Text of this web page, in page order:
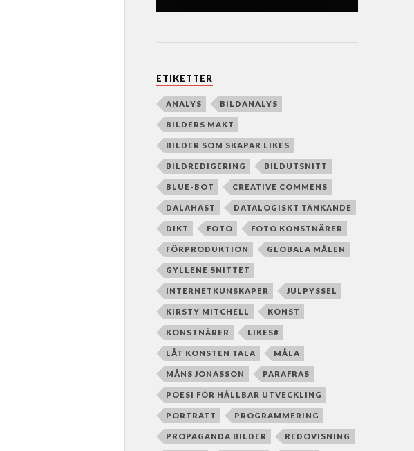
ETIKETTER
ANALYS BILDANALYS
BILDERS MAKT
BILDER SOM SKAPAR LIKES
BILDREDIGERING BILDUTSNITT
BLUE-BOT CREATIVE COMMENS
DALAHÄST DATALOGISKT TÄNKANDE
DIKT FOTO FOTO KONSTNÄRER
FÖRPRODUKTION GLOBALA MÅLEN
GYLLENE SNITTET
INTERNETKUNSKAPER JULPYSSEL
KIRSTY MITCHELL KONST
KONSTNÄRER LIKES#
LÅT KONSTEN TALA MÅLA
MÅNS JONASSON PARAFRAS
POESI FÖR HÅLLBAR UTVECKLING
PORTRÄTT PROGRAMMERING
PROPAGANDA BILDER REDOVISNING